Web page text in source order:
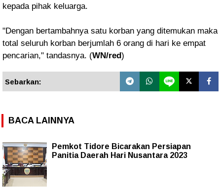
kepada pihak keluarga.
"Dengan bertambahnya satu korban yang ditemukan maka
total seluruh korban berjumlah 6 orang di hari ke empat
pencarian," tandasnya. (WN/red)
Sebarkan:
BACA LAINNYA
Pemkot Tidore Bicarakan Persiapan
Panitia Daerah Hari Nusantara 2023